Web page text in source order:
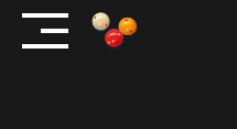
Skip